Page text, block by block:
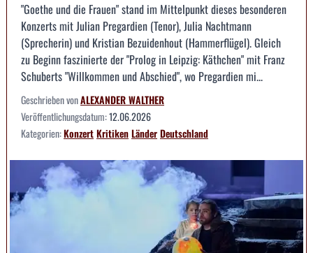
"Goethe und die Frauen" stand im Mittelpunkt dieses besonderen
Konzerts mit Julian Pregardien (Tenor), Julia Nachtmann
(Sprecherin) und Kristian Bezuidenhout (Hammerflügel). Gleich
zu Beginn faszinierte der "Prolog in Leipzig: Käthchen" mit Franz
Schuberts "Willkommen und Abschied", wo Pregardien mi...
Geschrieben vonALEXANDER WALTHER
Veröffentlichungsdatum:12.06.2026
Kategorien:KonzertKritikenLänderDeutschland